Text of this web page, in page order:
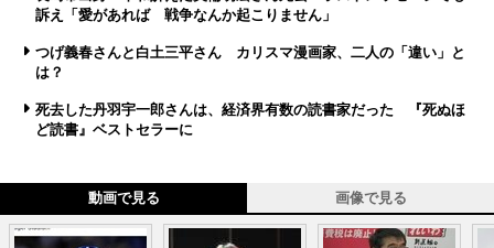
訴え「愛があれば 戦争なんか起こりません」
つげ義春さんと白土三平さん カリスマ漫画家、二人の「違い」と
は？
死去した丹羽宇一郎さんは、経済界有数の読書家だった 『死ぬほ
ど読書』ベストセラーに
動画で見る 画像で見る